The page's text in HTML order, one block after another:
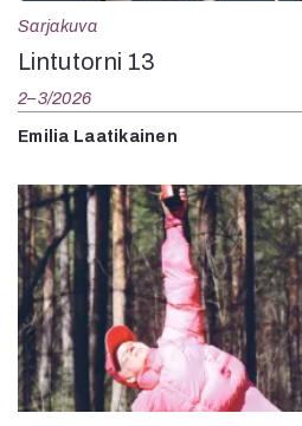
Sarjakuva
Lintutorni 13
2–3/2026
Emilia Laatikainen